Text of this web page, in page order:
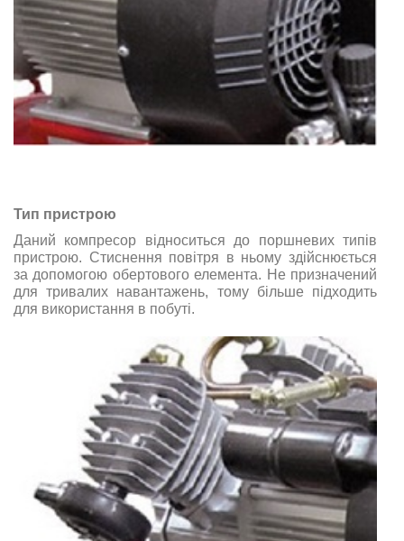
Тип пристрою
Даний компресор відноситься до поршневих типів
пристрою. Стиснення повітря в ньому здійснюється
за допомогою обертового елемента. Не призначений
для тривалих навантажень, тому більше підходить
для використання в побуті.